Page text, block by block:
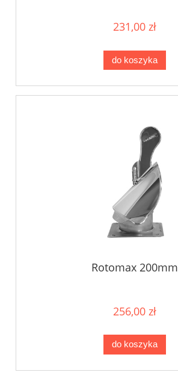
231,00 zł
do koszyka
Rotomax 200mm
256,00 zł
do koszyka